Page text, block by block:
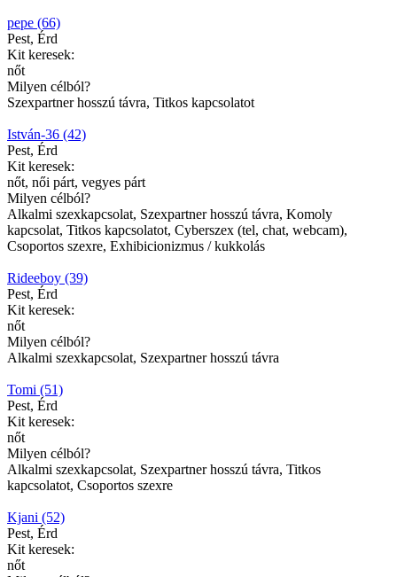
pepe (66)
Pest, Érd
Kit keresek:
nőt
Milyen célból?
Szexpartner hosszú távra, Titkos kapcsolatot
István-36 (42)
Pest, Érd
Kit keresek:
nőt, női párt, vegyes párt
Milyen célból?
Alkalmi szexkapcsolat, Szexpartner hosszú távra, Komoly
kapcsolat, Titkos kapcsolatot, Cyberszex (tel, chat, webcam),
Csoportos szexre, Exhibicionizmus / kukkolás
Rideeboy (39)
Pest, Érd
Kit keresek:
nőt
Milyen célból?
Alkalmi szexkapcsolat, Szexpartner hosszú távra
Tomi (51)
Pest, Érd
Kit keresek:
nőt
Milyen célból?
Alkalmi szexkapcsolat, Szexpartner hosszú távra, Titkos
kapcsolatot, Csoportos szexre
Kjani (52)
Pest, Érd
Kit keresek:
nőt